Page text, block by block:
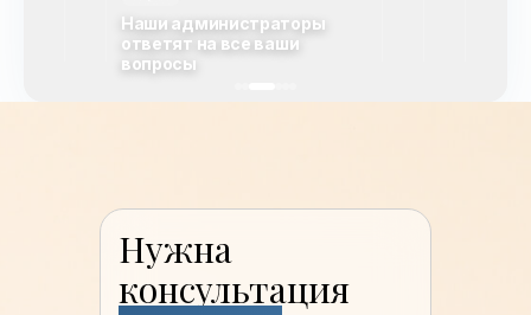
Наши администраторы
ответят на все ваши
вопросы
Нужна
консультация